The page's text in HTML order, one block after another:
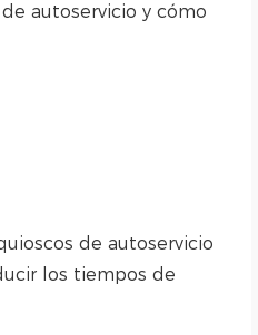
autoservicio y cómo
de autoservicio
los tiempos de